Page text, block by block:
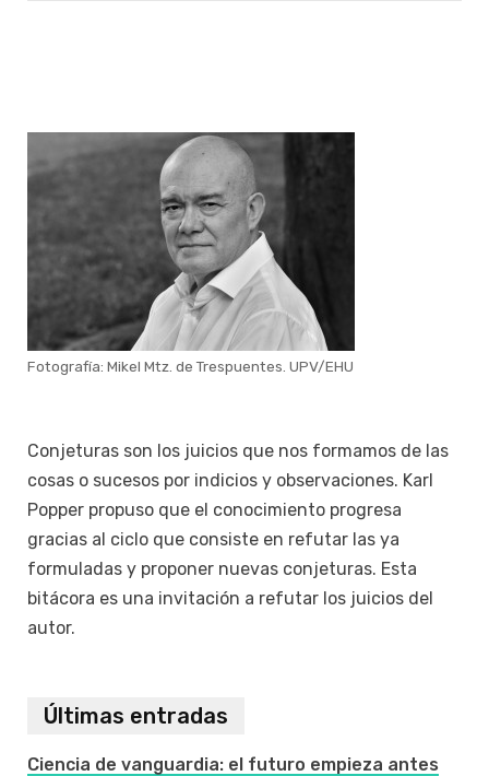
Fotografía: Mikel Mtz. de Trespuentes. UPV/EHU
Conjeturas son los juicios que nos formamos de las
cosas o sucesos por indicios y observaciones. Karl
Popper propuso que el conocimiento progresa
gracias al ciclo que consiste en refutar las ya
formuladas y proponer nuevas conjeturas. Esta
bitácora es una invitación a refutar los juicios del
autor.
Últimas entradas
Ciencia de vanguardia: el futuro empieza antes